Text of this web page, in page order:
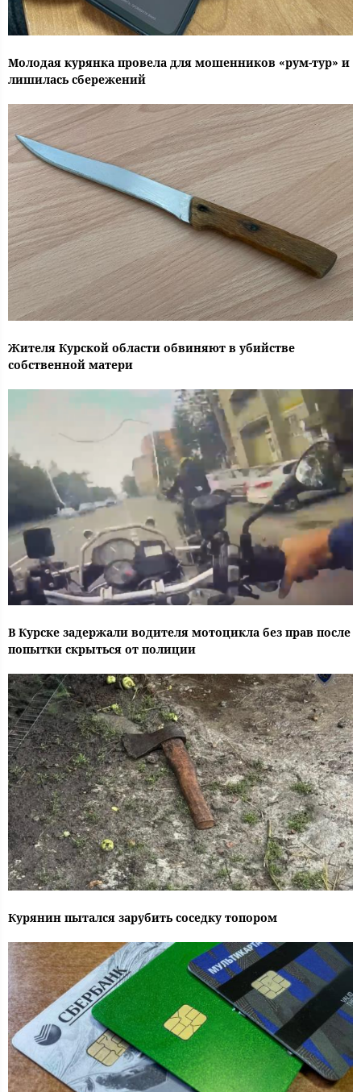
Молодая курянка провела для мошенников «рум-тур» и
лишилась сбережений
Жителя Курской области обвиняют в убийстве
собственной матери
В Курске задержали водителя мотоцикла без прав после
попытки скрыться от полиции
Курянин пытался зарубить соседку топором